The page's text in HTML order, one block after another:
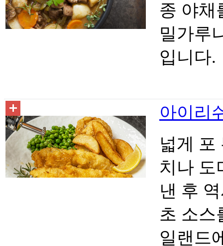
종 야채
밀가루
입니다.
아이리
넓게 포
치나 도
낸 후
초 소스
일랜드